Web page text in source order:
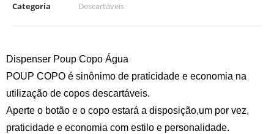
Categoria
Descartáveis
Dispenser Poup Copo Água
POUP COPO é sinônimo de praticidade e economia na
utilização de copos descartáveis.
Aperte o botão e o copo estará a disposição,um por vez,
praticidade e economia com estilo e personalidade.